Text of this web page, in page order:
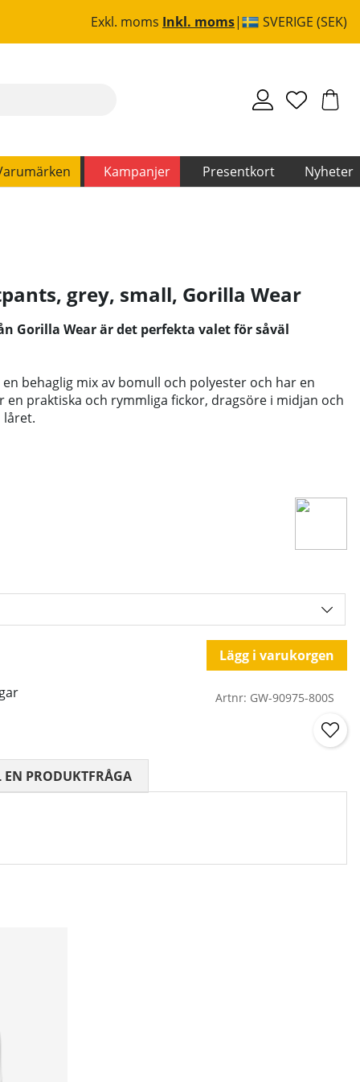
Exkl. moms Inkl. moms SVERIGE (SEK)
Kampanjer Presentkort Nyheter
grey, small, Gorilla Wear
Gorilla Wear är det perfekta valet för såväl
behaglig mix av bomull och polyester och har en
en praktiska och rymmliga fickor, dragsöre i midjan och
låret.
Lägg i varukorgen
Artnr: GW-90975-800S
0 AV 5 ANTAL BETYG 0
EN PRODUKTFRÅGA